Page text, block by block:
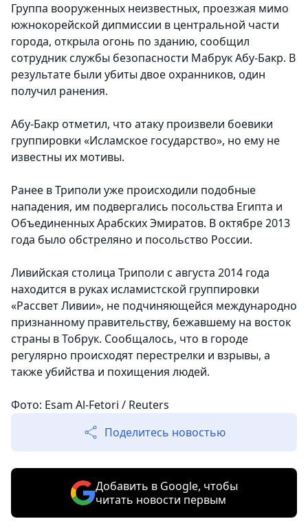
Группа вооруженных неизвестных, проезжая мимо
южнокорейской дипмиссии в центральной части
города, открыла огонь по зданию, сообщил
сотрудник службы безопасности Мабрук Абу-Бакр. В
результате были убиты двое охранников, один
получил ранения.
Абу-Бакр отметил, что атаку произвели боевики
группировки «Исламское государство», но ему не
известны их мотивы.
Ранее в Триполи уже происходили подобные
нападения, им подвергались посольства Египта и
Объединенных Арабских Эмиратов. В октябре 2013
года было обстреляно и посольство России.
Ливийская столица Триполи с августа 2014 года
находится в руках исламистской группировки
«Рассвет Ливии», не подчиняющейся международно
признанному правительству, бежавшему на восток
страны в Тобрук. Сообщалось, что в городе
регулярно происходят перестрелки и взрывы, а
также убийства и похищения людей.
Фото: Esam Al-Fetori / Reuters
Поделитесь новостью
Добавить в Google, чтобы
читать новости первым